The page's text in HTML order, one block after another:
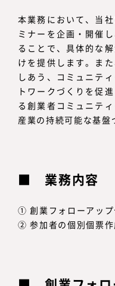
本業務において、当
ミナーを企画・開催
ることで、具体的な
けを提供します。ま
しあう、コミュニテ
トワークづくりを促
る創業者コミュニテ
産業の持続可能な基盤
業務内容
① 創業フォローアッ
② 参加者の個別個票